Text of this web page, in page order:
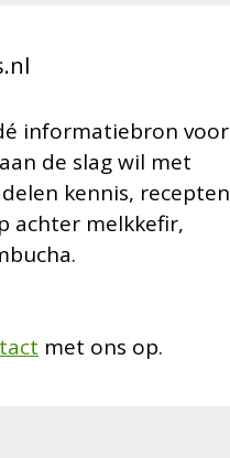
informatiebron voor
de slag wil met
kennis, recepten
achter melkkefir,
met ons op.